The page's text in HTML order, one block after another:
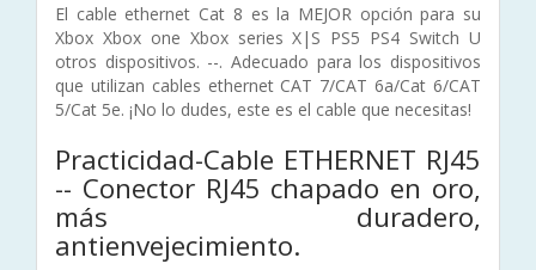
El cable ethernet Cat 8 es la MEJOR opción para su
Xbox Xbox one Xbox series X|S PS5 PS4 Switch U
otros dispositivos. --. Adecuado para los dispositivos
que utilizan cables ethernet CAT 7/CAT 6a/Cat 6/CAT
5/Cat 5e. ¡No lo dudes, este es el cable que necesitas!
Practicidad-Cable ETHERNET RJ45
-- Conector RJ45 chapado en oro,
más duradero,
antienvejecimiento.